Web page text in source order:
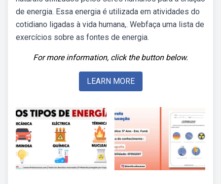
de energia. Essa energia é utilizada em atividades do
cotidiano ligadas à vida humana,. Webfaça uma lista de
exercícios sobre as fontes de energia.
For more information, click the button below.
LEARN MORE